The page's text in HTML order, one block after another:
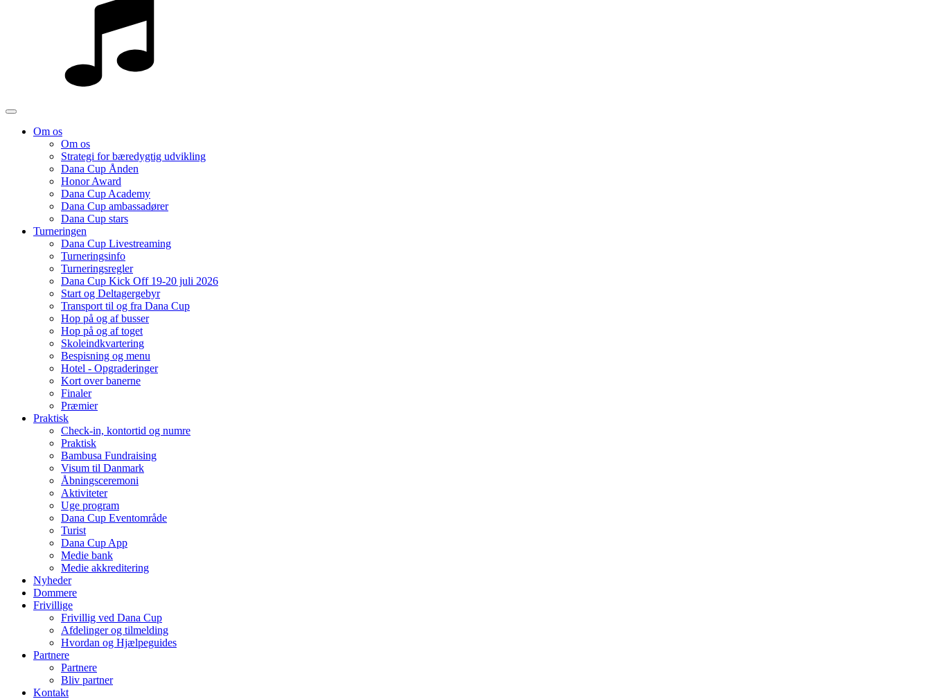
Om os
Om os
Strategi for bæredygtig udvikling
Dana Cup Ånden
Honor Award
Dana Cup Academy
Dana Cup ambassadører
Dana Cup stars
Turneringen
Dana Cup Livestreaming
Turneringsinfo
Turneringsregler
Dana Cup Kick Off 19-20 juli 2026
Start og Deltagergebyr
Transport til og fra Dana Cup
Hop på og af busser
Hop på og af toget
Skoleindkvartering
Bespisning og menu
Hotel - Opgraderinger
Kort over banerne
Finaler
Præmier
Praktisk
Check-in, kontortid og numre
Praktisk
Bambusa Fundraising
Visum til Danmark
Åbningsceremoni
Aktiviteter
Uge program
Dana Cup Eventområde
Turist
Dana Cup App
Medie bank
Medie akkreditering
Nyheder
Dommere
Frivillige
Frivillig ved Dana Cup
Afdelinger og tilmelding
Hvordan og Hjælpeguides
Partnere
Partnere
Bliv partner
Kontakt